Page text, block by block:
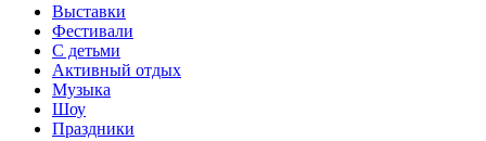
Выставки
Фестивали
С детьми
Активный отдых
Музыка
Шоу
Праздники